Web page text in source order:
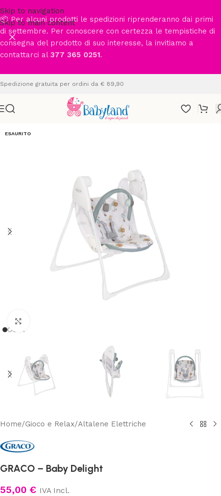
Skip to navigation
Skip to main content
📦 Per alcuni prodotti le spedizioni riprenderanno dai primi
di settembre. Per conoscere con certezza le tempistiche di
consegna del prodotto di suo interesse, la invitiamo a
contattarci al 377 365 0251.
Spedizione gratuita per ordini da € 89,90
ESAURITO
Home/Gioco e Relax/Altalene Elettriche
GRACO – Baby Delight
55,00 € IVA Incl.